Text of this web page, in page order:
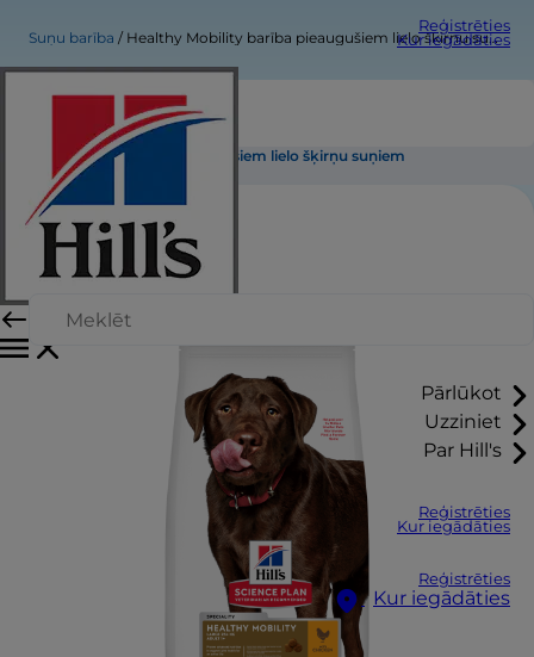
Reģistrēties
Kur iegādāties
Pārlūkot
Uzziniet
Par Hill's
Reģistrēties
Kur iegādāties
Reģistrēties
Kur iegādāties
Suņu barība Healthy Mobility barība pieaugušiem lielo šķirņu suņiem
Healthy Mobility barība pieaugušiem lielo šķirņu suņiem